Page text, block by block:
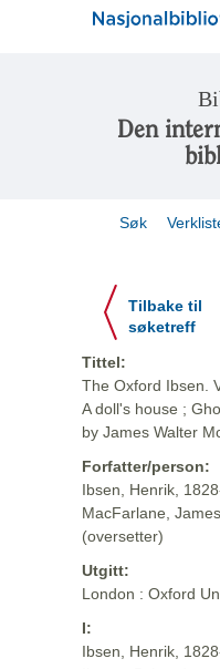
Den
Søk
Tilbake til
søketreff
Tittel:
The Oxford Ibsen.
A doll's house ;
by James Walter
Forfatter/person:
Ibsen, Henrik,
MacFarlane,
(oversetter)
Utgitt:
London : Oxford
I:
Ibsen, Henrik,